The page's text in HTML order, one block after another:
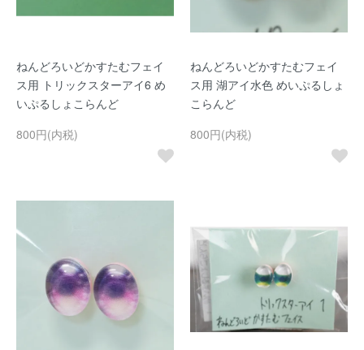
ねんどろいどかすたむフェイ
ス用 トリックスターアイ6 め
いぷるしょこらんど
800円(内税)
ねんどろいどかすたむフェイ
ス用 湖アイ水色 めいぷるしょ
こらんど
800円(内税)